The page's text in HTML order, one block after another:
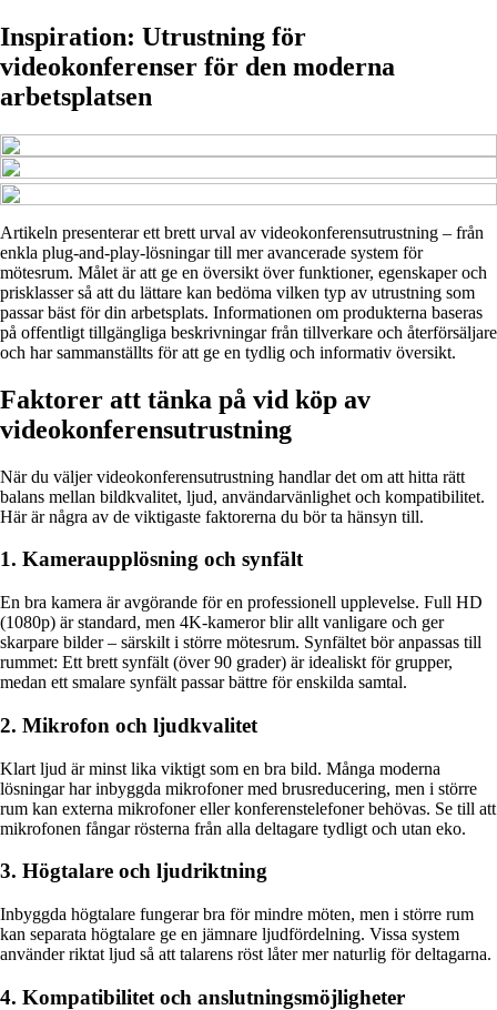
Inspiration: Utrustning för
videokonferenser för den moderna
arbetsplatsen
Artikeln presenterar ett brett urval av videokonferensutrustning – från
enkla plug-and-play-lösningar till mer avancerade system för
mötesrum. Målet är att ge en översikt över funktioner, egenskaper och
prisklasser så att du lättare kan bedöma vilken typ av utrustning som
passar bäst för din arbetsplats. Informationen om produkterna baseras
på offentligt tillgängliga beskrivningar från tillverkare och återförsäljare
och har sammanställts för att ge en tydlig och informativ översikt.
Faktorer att tänka på vid köp av
videokonferensutrustning
När du väljer videokonferensutrustning handlar det om att hitta rätt
balans mellan bildkvalitet, ljud, användarvänlighet och kompatibilitet.
Här är några av de viktigaste faktorerna du bör ta hänsyn till.
1. Kameraupplösning och synfält
En bra kamera är avgörande för en professionell upplevelse. Full HD
(1080p) är standard, men 4K-kameror blir allt vanligare och ger
skarpare bilder – särskilt i större mötesrum. Synfältet bör anpassas till
rummet: Ett brett synfält (över 90 grader) är idealiskt för grupper,
medan ett smalare synfält passar bättre för enskilda samtal.
2. Mikrofon och ljudkvalitet
Klart ljud är minst lika viktigt som en bra bild. Många moderna
lösningar har inbyggda mikrofoner med brusreducering, men i större
rum kan externa mikrofoner eller konferenstelefoner behövas. Se till att
mikrofonen fångar rösterna från alla deltagare tydligt och utan eko.
3. Högtalare och ljudriktning
Inbyggda högtalare fungerar bra för mindre möten, men i större rum
kan separata högtalare ge en jämnare ljudfördelning. Vissa system
använder riktat ljud så att talarens röst låter mer naturlig för deltagarna.
4. Kompatibilitet och anslutningsmöjligheter